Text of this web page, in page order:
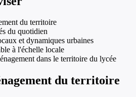
du territoire
du quotidien
et dynamiques urbaines
à l'échelle locale
dans le territoire du lycée
du territoire